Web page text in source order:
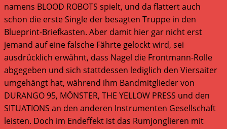
namens BLOOD ROBOTS spielt, und da flattert auch
schon die erste Single der besagten Truppe in den
Blueprint-Briefkasten. Aber damit hier gar nicht erst
jemand auf eine falsche Fährte gelockt wird, sei
ausdrücklich erwähnt, dass Nagel die Frontmann-Rolle
abgegeben und sich stattdessen lediglich den Viersaiter
umgehängt hat, während ihm Bandmitglieder von
DURANGO 95, MÖNSTER, THE YELLOW PRESS und den
SITUATIONS an den anderen Instrumenten Gesellschaft
leisten. Doch im Endeffekt ist das Rumjonglieren mit